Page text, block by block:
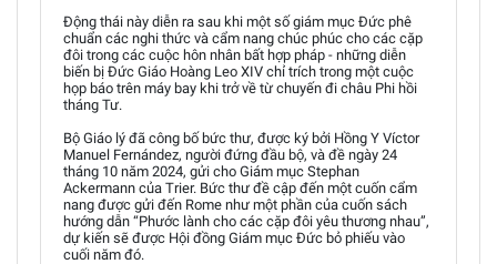
Động thái này diễn ra sau khi một số giám mục Đức phê
chuẩn các nghi thức và cẩm nang chúc phúc cho các cặp
đôi trong các cuộc hôn nhân bất hợp pháp - những diễn
biến bị Đức Giáo Hoàng Leo XIV chỉ trích trong một cuộc
họp báo trên máy bay khi trở về từ chuyến đi châu Phi hồi
tháng Tư.
Bộ Giáo lý đã công bố bức thư, được ký bởi Hồng Y Víctor
Manuel Fernández, người đứng đầu bộ, và đề ngày 24
tháng 10 năm 2024, gửi cho Giám mục Stephan
Ackermann của Trier. Bức thư đề cập đến một cuốn cẩm
nang được gửi đến Rome như một phần của cuốn sách
hướng dẫn “Phước lành cho các cặp đôi yêu thương nhau”,
dự kiến sẽ được Hội đồng Giám mục Đức bỏ phiếu vào
cuối năm đó.